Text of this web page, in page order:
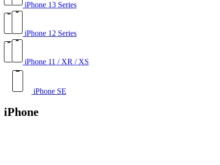
iPhone 13 Series
iPhone 12 Series
iPhone 11 / XR / XS
iPhone SE
iPhone